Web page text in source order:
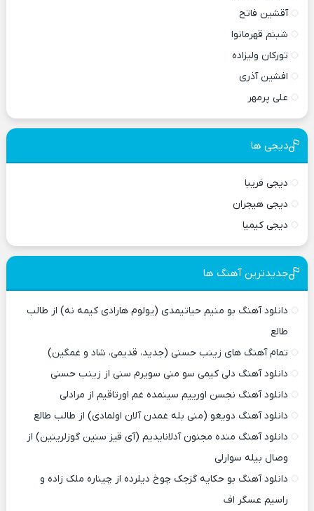
آقشین فاتح
شبنم قهرمانوا
تورکان ولیزاده
افشین آذری
علی پرمهر
دیجی ها
دیجی فریبا
دیجی هیجران
دیجی کیمیا
جدیدترین آهنگ ها
دانلود آهنگ بو منیم حیاتیمدی (یولوم هارادی کیمه نه) از طالب
طالع
تمام آهنگ های زینب حسنی (جدید، قدیمی، شاد و غمگین)
دانلود آهنگ دلی کیمی سو منی سویرم سنی از زینب حسنی
دانلود آهنگ نجسن اورییم سینمده غم اورتاقیم از مرادلی
دانلود آهنگ دویغو (منی بله غمدن آلان اولمادی) از طالب طالع
دانلود آهنگ منده مجنون آدلانایدیم (آی قیز سنین گوزلرینین) از
وصال بیله سوارلی
دانلود آهنگ بو حکایه گزجک چوخ دیلرده از چیناره ملک زاده و
راسیم عسگر اف